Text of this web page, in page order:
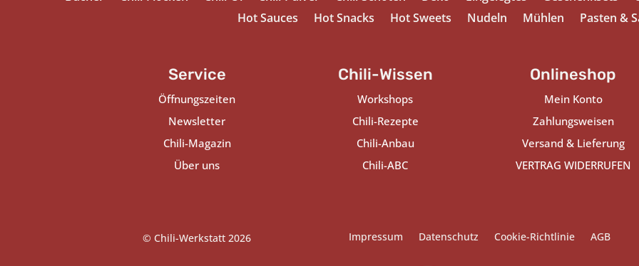
Hot Sauces
Hot Snacks Hot Sweets Nudeln Mühlen Pasten &
Service
Öffnungszeiten
Newsletter
Chili-Magazin
Über uns
Chili-Wissen
Workshops
Chili-Rezepte
Chili-Anbau
Chili-ABC
Onlineshop
Mein Konto
Zahlungsweisen
Versand & Lieferung
VERTRAG WIDERRUFEN
© Chili-Werkstatt 2026 Impressum Datenschutz Cookie-Richtlinie AGB